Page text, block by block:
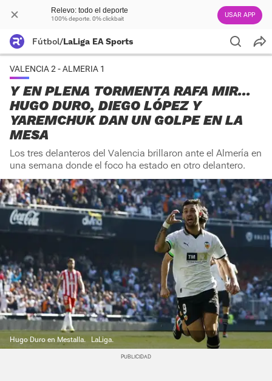
Relevo: todo el deporte
100% deporte. 0% clickbait USAR APP
Fútbol/LaLiga EA Sports
VALENCIA 2 - ALMERIA 1
Y EN PLENA TORMENTA RAFA MIR...
HUGO DURO, DIEGO LÓPEZ Y
YAREMCHUK DAN UN GOLPE EN LA
MESA
Los tres delanteros del Valencia brillaron ante el Almería en
una semana donde el foco ha estado en otro delantero.
Hugo Duro en Mestalla. LaLiga.